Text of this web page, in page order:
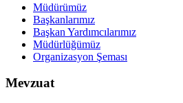
Müdürümüz
Başkanlarımız
Başkan Yardımcılarımız
Müdürlüğümüz
Organizasyon Şeması
Mevzuat